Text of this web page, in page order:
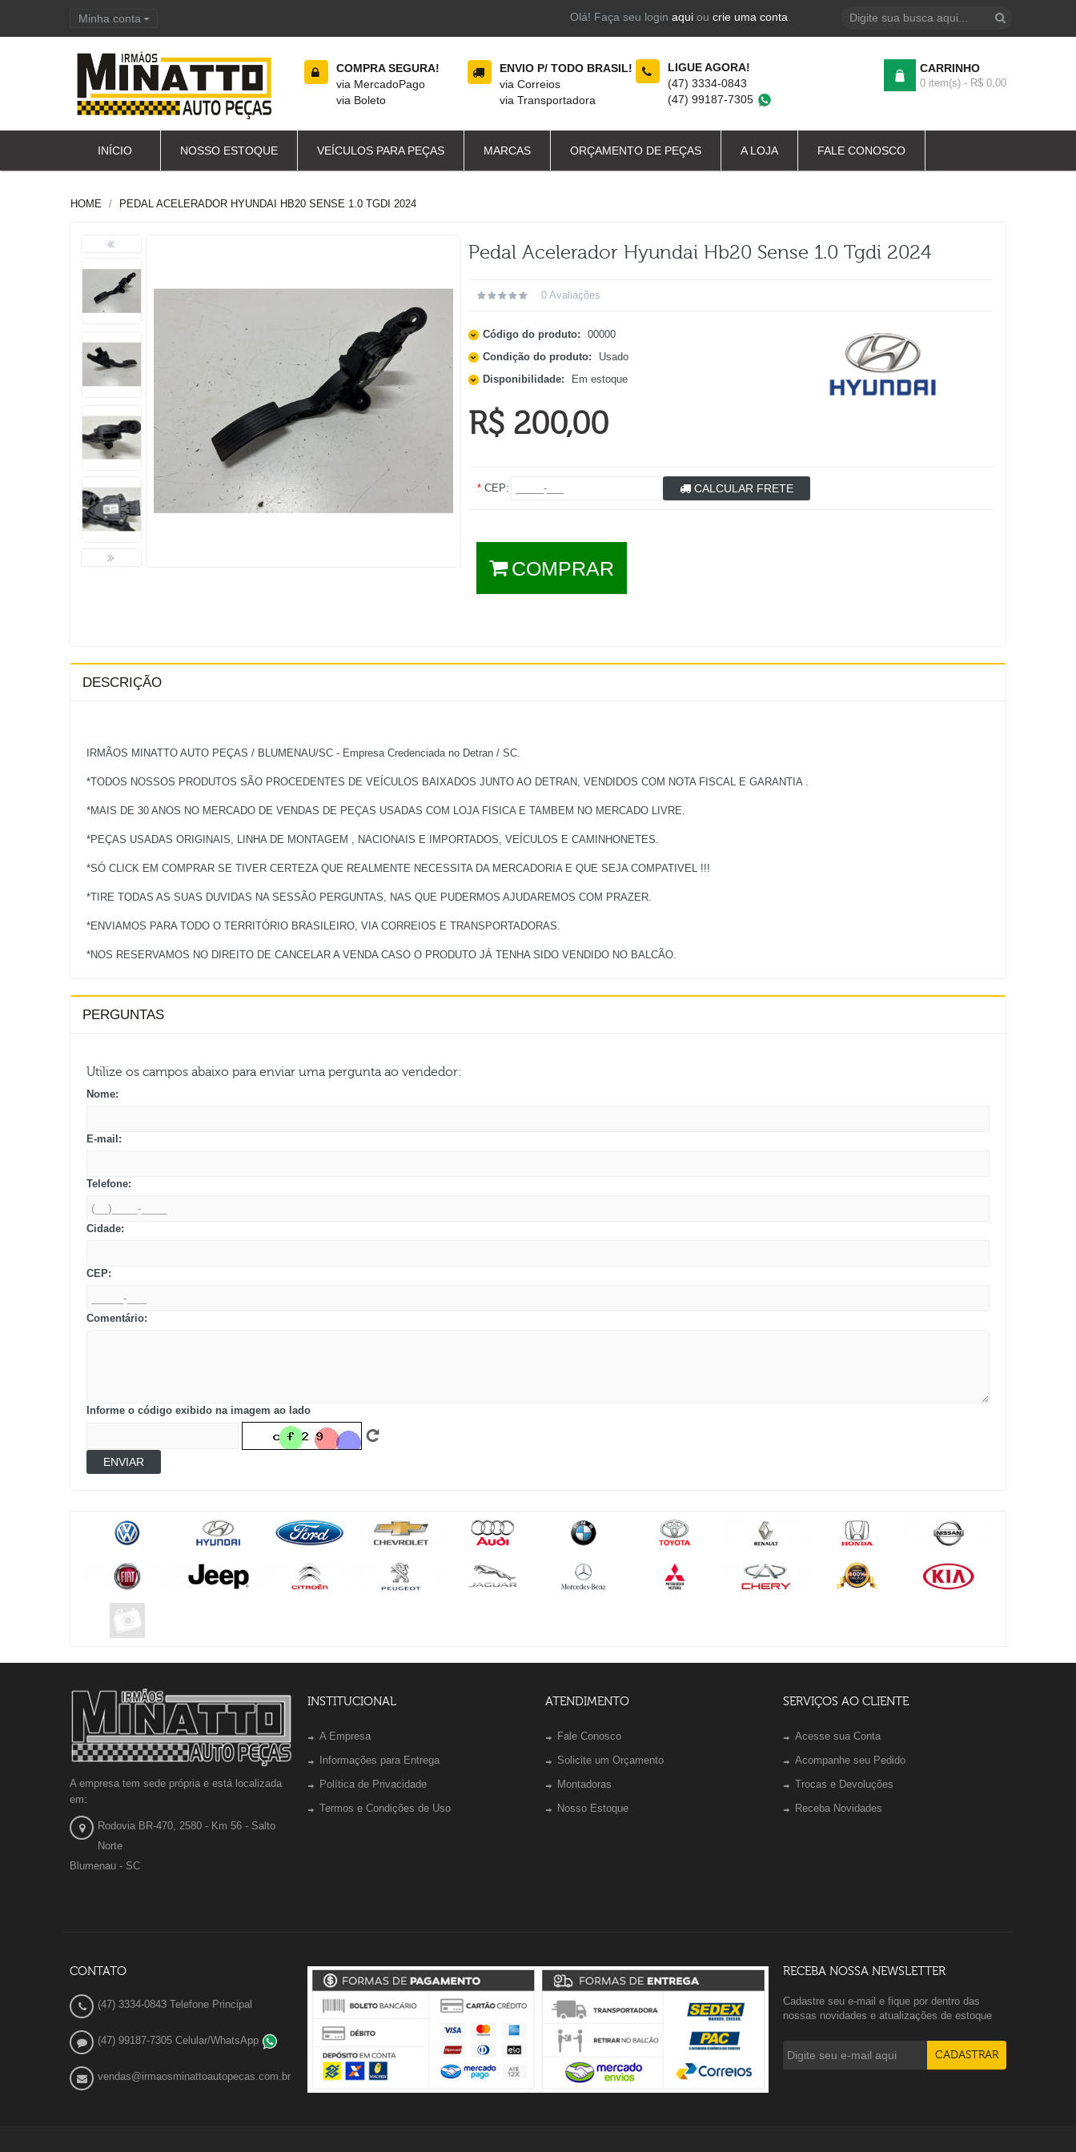
Minha conta Olá! Faça seu login aquiou crie uma conta
COMPRA SEGURA!
via MercadoPago
via Boleto
ENVIO P/ TODO BRASIL!
via Correios
via Transportadora
LIGUE AGORA!
(47) 3334-0843
(47) 99187-7305
CARRINHO
0 item(s) - R$ 0,00
INÍCIO NOSSO ESTOQUE VEÍCULOS PARA PEÇAS MARCAS ORÇAMENTO DE PEÇAS A LOJA FALE CONOSCO
HOME PEDAL ACELERADOR HYUNDAI HB20 SENSE 1.0 TGDI 2024
Pedal Acelerador Hyundai Hb20 Sense 1.0 Tgdi 2024
0 Avaliações
Código do produto:
00000
Condição do produto:
Usado
Disponibilidade:
Em estoque
R$ 200,00
*CEP: CALCULAR FRETE
COMPRAR
DESCRIÇÃO
IRMÃOS MINATTO AUTO PEÇAS / BLUMENAU/SC - Empresa Credenciada no Detran / SC.
*TODOS NOSSOS PRODUTOS SÃO PROCEDENTES DE VEÍCULOS BAIXADOS JUNTO AO DETRAN, VENDIDOS COM NOTA FISCAL E GARANTIA .
*MAIS DE 30 ANOS NO MERCADO DE VENDAS DE PEÇAS USADAS COM LOJA FISICA E TAMBEM NO MERCADO LIVRE.
*PEÇAS USADAS ORIGINAIS, LINHA DE MONTAGEM , NACIONAIS E IMPORTADOS, VEÍCULOS E CAMINHONETES.
*SÓ CLICK EM COMPRAR SE TIVER CERTEZA QUE REALMENTE NECESSITA DA MERCADORIA E QUE SEJA COMPATIVEL !!!
*TIRE TODAS AS SUAS DUVIDAS NA SESSÃO PERGUNTAS, NAS QUE PUDERMOS AJUDAREMOS COM PRAZER.
*ENVIAMOS PARA TODO O TERRITÓRIO BRASILEIRO, VIA CORREIOS E TRANSPORTADORAS.
PERGUNTAS
Utilize os campos abaixo para enviar uma pergunta ao vendedor:
Nome:
E-mail:
Telefone:
Cidade:
CEP:
Comentário:
Informe o código exibido na imagem ao lado
ENVIAR
A empresa tem sede própria e está localizada
em:
Rodovia BR-470, 2580 - Km 56 - Salto
Norte
Blumenau - SC
INSTITUCIONAL
A Empresa
Informações para Entrega
Política de Privacidade
Termos e Condições de Uso
ATENDIMENTO
Fale Conosco
Solicite um Orçamento
Montadoras
Nosso Estoque
SERVIÇOS AO CLIENTE
Acesse sua Conta
Acompanhe seu Pedido
Trocas e Devoluções
Receba Novidades
CONTATO
(47) 3334-0843 Telefone Principal
(47) 99187-7305 Celular/WhatsApp
vendas@irmaosminattoautopecas.com.br
RECEBA NOSSA NEWSLETTER
Cadastre seu e-mail e fique por dentro das
nossas novidades e atualizações de estoque